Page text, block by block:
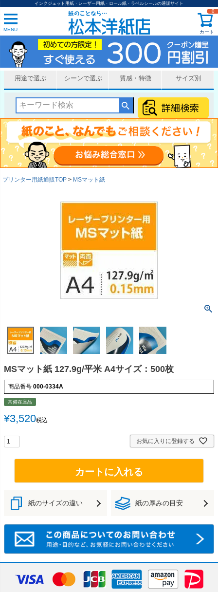
インクジェット用紙・レーザー用紙・ロール紙・ラベルシールの通販サイト
MENU カート
0
用途で選ぶ シーンで選ぶ 質感・特徴 サイズ別
プリンター用紙通販TOP MSマット紙
MSマット紙 127.9g/平米 A4サイズ：500枚
商品番号 000-0334A
常備在庫品
¥3,520税込
お気に入りに登録する
カートに入れる
紙のサイズの違い 紙の厚みの目安